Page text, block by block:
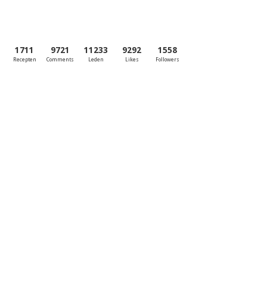
1711
Recepten
9721
Comments
11233
Leden
9292
Likes
1558
Followers